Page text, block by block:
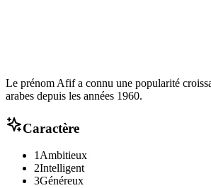
Le prénom Afif a connu une popularité
arabes depuis les années 1960.
Caractère
1Ambitieux
2Intelligent
3Généreux